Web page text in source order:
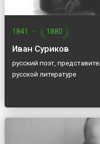
1841 — 1880
Иван Суриков
русский поэт,
русской литературе